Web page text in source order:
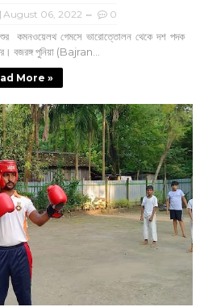
August 06, 2022 0
কমনওয়েলথ গেমসে ভারোত্তোলন থেকে দশ পদক
বজরঙ্গ পুনিয়া (Bajran...
More »